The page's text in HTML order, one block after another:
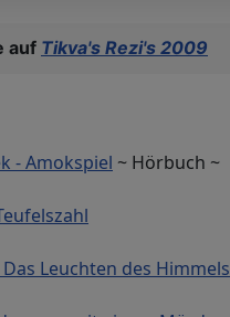
auf Tikva's Rezi's 2009
- Amokspiel ~ Hörbuch ~
Leuchten des Himmels